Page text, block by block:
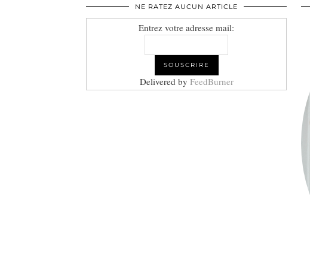
NE RATEZ AUCUN ARTICLE
Entrez votre adresse mail:
Delivered by FeedBurner